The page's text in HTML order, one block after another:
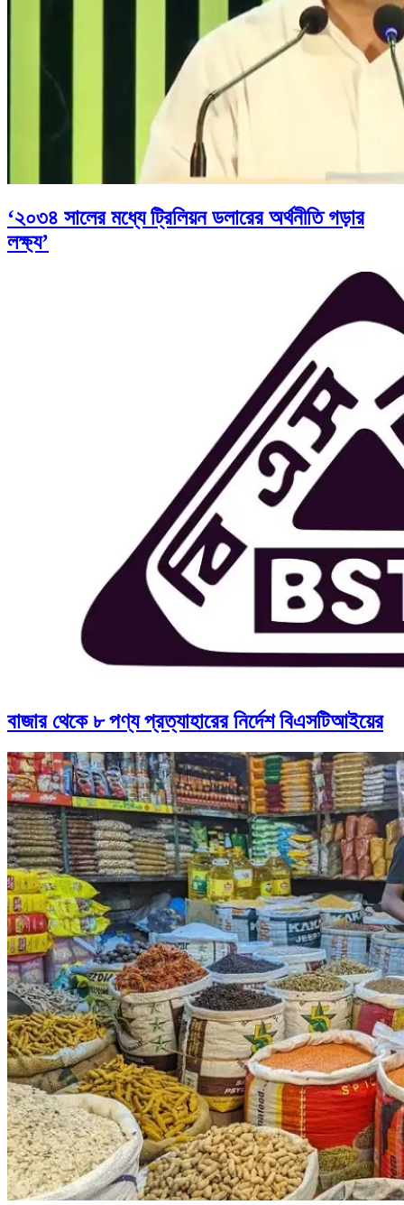
‘২০৩৪ সালের মধ্যে ট্রিলিয়ন ডলারের অর্থনীতি গড়ার
লক্ষ্য’
বাজার থেকে ৮ পণ্য প্রত্যাহারের নির্দেশ বিএসটিআইয়ের